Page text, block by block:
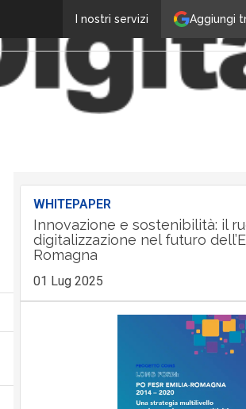
Aggiungi
I nostri servizi
WHITEPAPER
Innovazione e sostenibilità: il
digitalizzazione nel futuro
Romagna
01 Lug 2025